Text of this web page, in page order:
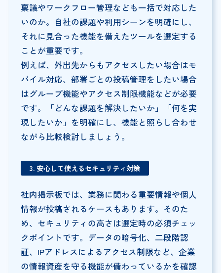
稟議やワークフロー管理なども一括で対応した
いのか。自社の課題や利用シーンを明確にし、
それに見合った機能を備えたツールを選定する
ことが重要です。
例えば、外出先からもアクセスしたい場合はモ
バイル対応、部署ごとの投稿管理をしたい場合
はグループ機能やアクセス制限機能などが必要
です。「どんな課題を解決したいか」「何を実
現したいか」を明確にし、機能と照らし合わせ
ながら比較検討しましょう。
3. 安心して使えるセキュリティ対策
社内掲示板では、業務に関わる重要情報や個人
情報が投稿されるケースもあります。そのた
め、セキュリティの高さは選定時の必須チェッ
クポイントです。データの暗号化、二段階認
証、IPアドレスによるアクセス制限など、企業
の情報資産を守る機能が備わっているかを確認